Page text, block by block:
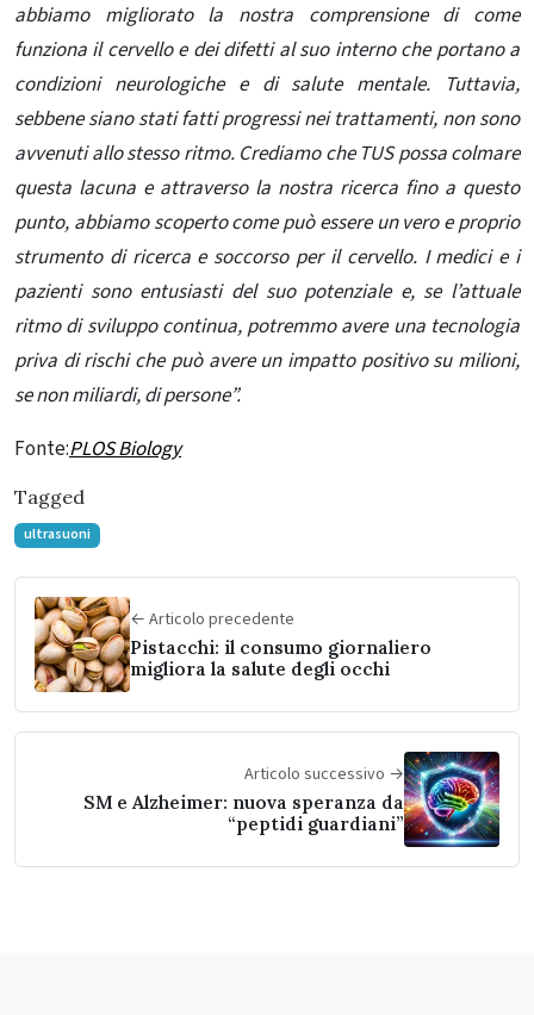
abbiamo migliorato la nostra comprensione di come
funziona il cervello e dei difetti al suo interno che portano a
condizioni neurologiche e di salute mentale. Tuttavia,
sebbene siano stati fatti progressi nei trattamenti, non sono
avvenuti allo stesso ritmo. Crediamo che TUS possa colmare
questa lacuna e attraverso la nostra ricerca fino a questo
punto, abbiamo scoperto come può essere un vero e proprio
strumento di ricerca e soccorso per il cervello. I medici e i
pazienti sono entusiasti del suo potenziale e, se l’attuale
ritmo di sviluppo continua, potremmo avere una tecnologia
priva di rischi che può avere un impatto positivo su milioni,
se non miliardi, di persone”.
Fonte:PLOS Biology
Tagged
ultrasuoni
← Articolo precedente
Pistacchi: il consumo giornaliero
migliora la salute degli occhi
Articolo successivo →
SM e Alzheimer: nuova speranza da
“peptidi guardiani”